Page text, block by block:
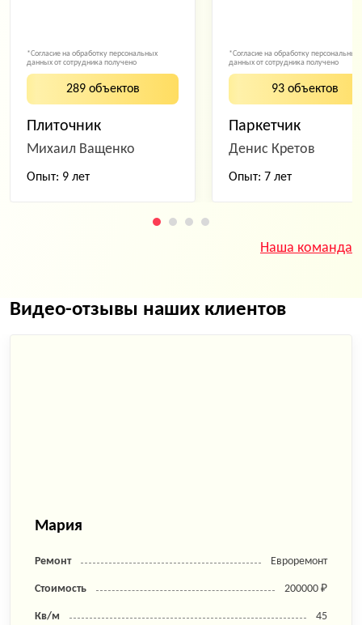
*Согласие на обработку персональных
данных от сотрудника получено
289 объектов
Плиточник
Михаил Ващенко
Опыт: 9 лет
*Согласие на обработку персональных
данных от сотрудника получено
93 объектов
Паркетчик
Денис Кретов
Опыт: 7 лет
Наша команда
Видео-отзывы наших клиентов
Мария
Ремонт Евроремонт
Стоимость 200000 ₽
Кв/м 45